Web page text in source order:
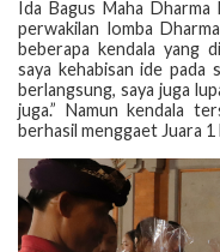
Ida Bagus Maha Dharma
perwakilan lomba
beberapa kendala yang
saya kehabisan ide pada
berlangsung, saya juga
juga.” Namun kendala
berhasil menggaet Juara